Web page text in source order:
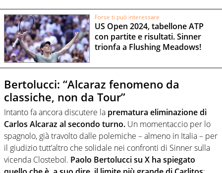
Forse ti può interessare
US Open 2024, tabellone ATP
con partite e risultati. Sinner
trionfa a Flushing Meadows!
Bertolucci: “Alcaraz fenomeno da
classiche, non da Tour”
Intanto fa ancora discutere la prematura eliminazione di
Carlos Alcaraz al secondo turno. Un momentaccio per lo
spagnolo, già travolto dalle polemiche – almeno in Italia – per
il giudizio tutt’altro che solidale nei confronti di Sinner sulla
vicenda Clostebol. Paolo Bertolucci su X ha spiegato